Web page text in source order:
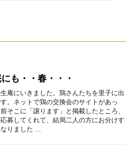
も・・春・・・
庵にいきました。鶏さんたちを里子に出
。ネットで鶏の交換会のサイトがあっ
そこに「譲ります」と掲載したところ、
募してくれて、結局二人の方にお分けす
りました ...